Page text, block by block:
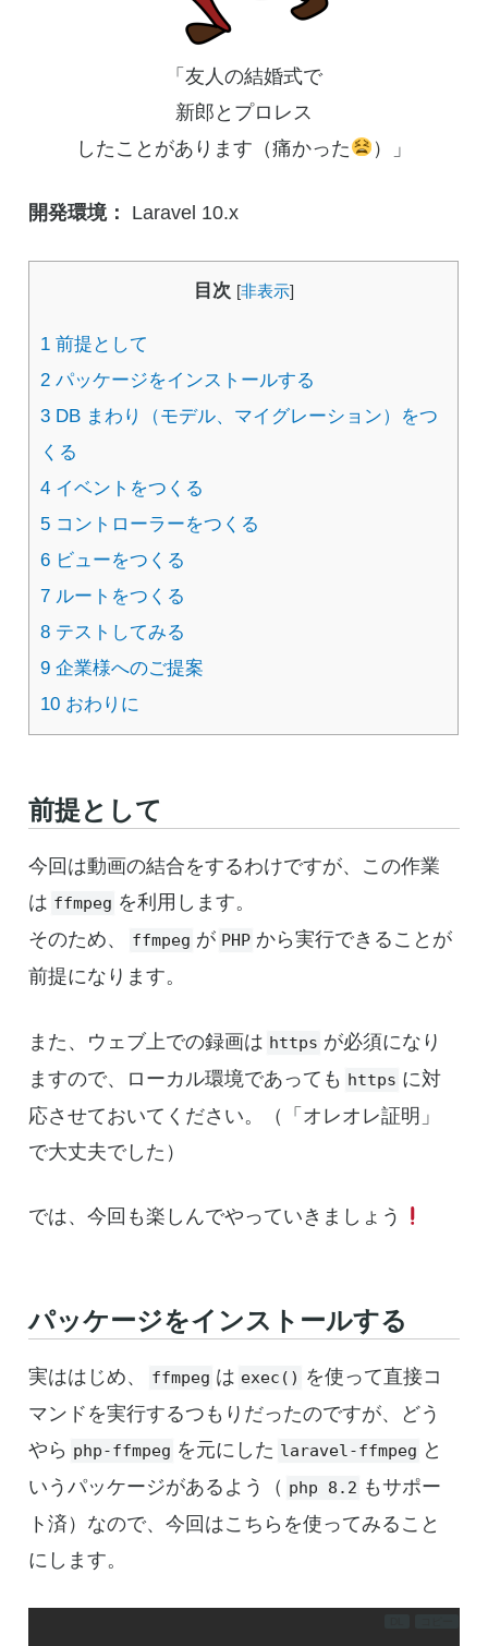
「友人の結婚式で
新郎とプロレス
したことがあります（痛かった
）」
開発環境： Laravel 10.x
目次 [非表示]
1 前提として
2 パッケージをインストールする
3 DB まわり（モデル、マイグレーション）をつ
くる
4 イベントをつくる
5 コントローラーをつくる
6 ビューをつくる
7 ルートをつくる
8 テストしてみる
9 企業様へのご提案
10 おわりに
前提として
今回は動画の結合をするわけですが、この作業
は ffmpeg を利用します。
そのため、
ffmpeg が PHP から実行できることが
前提になります。
また、ウェブ上での録画は https が必須になり
ますので、ローカル環境であっても https に対
応させておいてください。（「オレオレ証明」
で大丈夫でした）
では、今回も楽しんでやっていきましょう
パッケージをインストールする
実ははじめ、 ffmpeg は exec() を使って直接コ
マンドを実行するつもりだったのですが、どう
やら php-ffmpeg を元にした laravel-ffmpeg と
いうパッケージがあるよう（ php 8.2 もサポー
ト済）なので、今回はこちらを使ってみること
にします。